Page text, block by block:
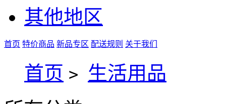
其他地区
首页 特价商品 新品专区 配送规则 关于我们
首页 > 生活用品